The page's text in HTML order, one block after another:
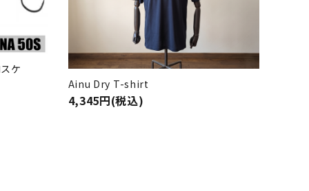
ケ
Ainu Dry T-shirt
4,345円(税込)